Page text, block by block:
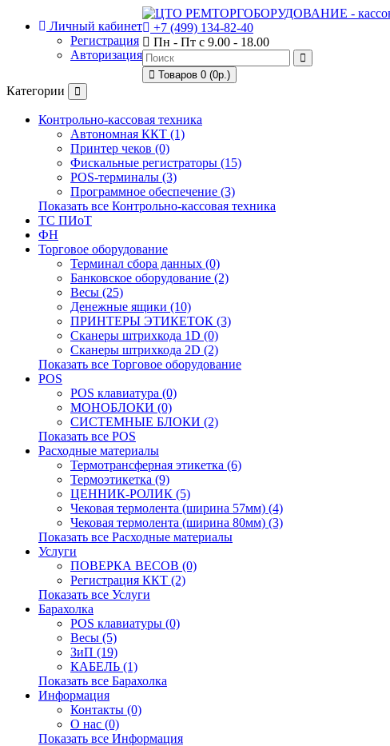
Личный кабинет
Регистрация
Авторизация
+7 (499) 134-82-40
Пн - Пт с 9.00 - 18.00
Товаров 0 (0р.)
Категории
Контрольно-кассовая техника
Автономная ККТ (1)
Принтер чеков (0)
Фискальные регистраторы (15)
POS-терминалы (3)
Программное обеспечение (3)
Показать все Контрольно-кассовая техника
ТС ПИоТ
ФН
Торговое оборудование
Терминал сбора данных (0)
Банковское оборудование (2)
Весы (25)
Денежные ящики (10)
ПРИНТЕРЫ ЭТИКЕТОК (3)
Сканеры штрихкода 1D (0)
Сканеры штрихкода 2D (2)
Показать все Торговое оборудование
POS
POS клавиатура (0)
МОНОБЛОКИ (0)
СИСТЕМНЫЕ БЛОКИ (2)
Показать все POS
Расходные материалы
Термотрансферная этикетка (6)
Термоэтикетка (9)
ЦЕННИК-РОЛИК (5)
Чековая термолента (ширина 57мм) (4)
Чековая термолента (ширина 80мм) (3)
Показать все Расходные материалы
Услуги
ПОВЕРКА ВЕСОВ (0)
Регистрация ККТ (2)
Показать все Услуги
Барахолка
POS клавиатуры (0)
Весы (5)
ЗиП (19)
КАБЕЛЬ (1)
Показать все Барахолка
Информация
Контакты (0)
О нас (0)
Показать все Информация